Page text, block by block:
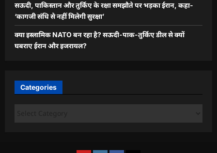
सऊदी, पाकिस्तान और तुर्किए के रक्षा समझौते पर भड़का ईरान, कहा-
‘कागजी संधि से नहीं मिलेगी सुरक्षा’
क्या इस्लामिक NATO बन रहा है? सऊदी-पाक-तुर्किए डील से क्यों
घबराए ईरान और इजरायल?
Categories